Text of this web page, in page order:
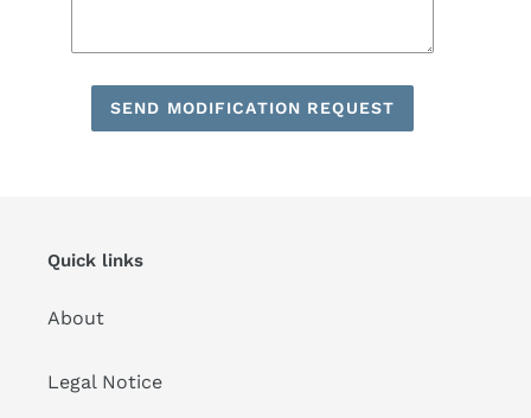
SEND MODIFICATION REQUEST
Quick links
About
Legal Notice